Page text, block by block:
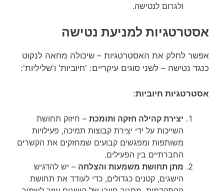
ולגרום לנטישה.
אסטרטגיות למניעת נטישה
אפשר לחלק את האסטרטגיות – שיכולה מחאה לנקוט
כנגד נטישה – לשני סוגים עיקריים: 'חיוביות' ו'שליליות':
אסטרטגיות חיוביות:
יצירת קהילה חזקה ותומכת – חיזוק תחושת
השייכות על ידי יצירת קבוצות תמיכה, פעילויות
משותפות ומפגשים קבועים שמחזקים את הקשרים
החברתיים בין הפעילים.
מתן תחושת משמעות והצלחה – יש להדגיש
הישגים, קטנים כגדולים, כדי לעודד את תחושת